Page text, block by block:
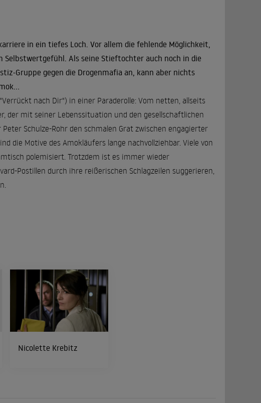
in ein tiefes Loch. Vor allem die fehlende Möglichkeit,
Selbstwertgefühl. Als seine Stieftochter auch noch in die
Gruppe gegen die Drogenmafia an, kann aber nichts
nach Dir") in einer Paraderolle: Vom netten, allseits
der mit seiner Lebenssituation und den gesellschaftlichen
Schulze-Rohr den schmalen Grat zwischen engagierter
die Motive des Amokläufers lange nachvollziehbar. Viele von
polemisiert. Trotzdem ist es immer wieder
Postillen durch ihre reißerischen Schlagzeilen suggerieren,
Nicolette Krebitz